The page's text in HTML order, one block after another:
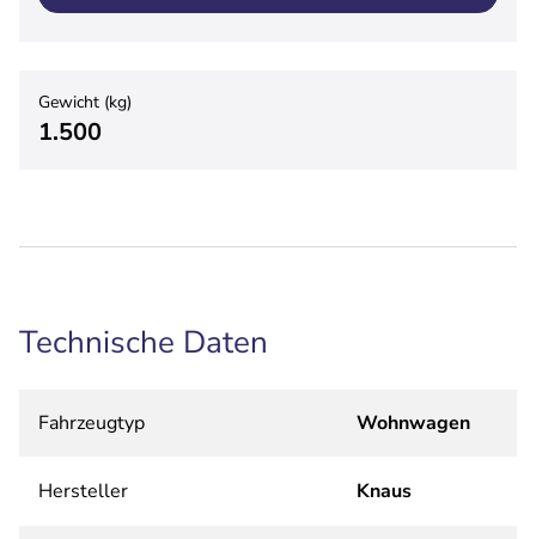
Gewicht (kg)
1.500
Technische Daten
Fahrzeugtyp Wohnwagen
Hersteller Knaus